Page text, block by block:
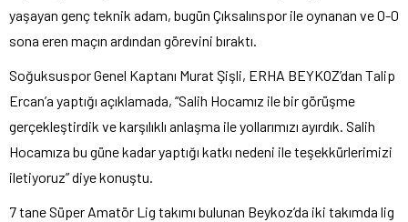
yaşayan genç teknik adam, bugün Çıksalınspor ile oynanan ve 0-0
sona eren maçın ardından görevini bıraktı.
Soğuksuspor Genel Kaptanı Murat Şişli, ERHA BEYKOZ’dan Talip
Ercan’a yaptığı açıklamada, “Salih Hocamız ile bir görüşme
gerçekleştirdik ve karşılıklı anlaşma ile yollarımızı ayırdık. Salih
Hocamıza bu güne kadar yaptığı katkı nedeni ile teşekkürlerimizi
iletiyoruz” diye konuştu.
7 tane Süper Amatör Lig takımı bulunan Beykoz’da iki takımda lig